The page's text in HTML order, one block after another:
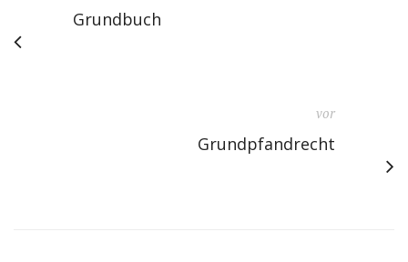
Grundbuch
vor
Grundpfandrecht